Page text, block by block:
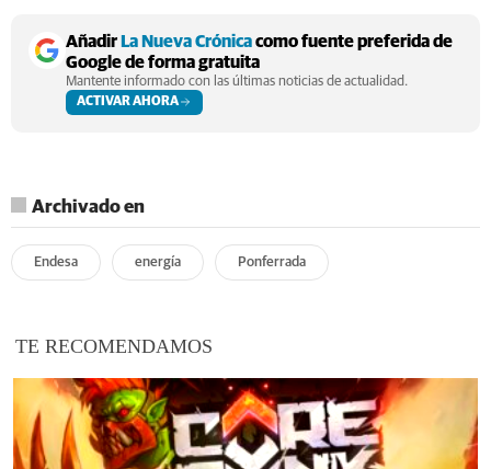
AñadirLa Nueva Crónicacomo fuente preferida de
Google de forma gratuita
Mantente informado con las últimas noticias de actualidad.
ACTIVAR AHORA
Archivado en
Endesa energía Ponferrada
TE RECOMENDAMOS